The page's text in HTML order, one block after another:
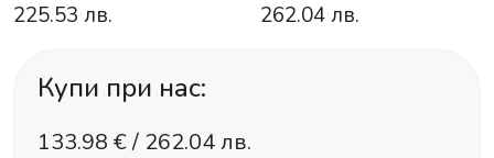
225.53 лв.
262.04 лв.
Купи при нас:
133.98 € / 262.04 лв.